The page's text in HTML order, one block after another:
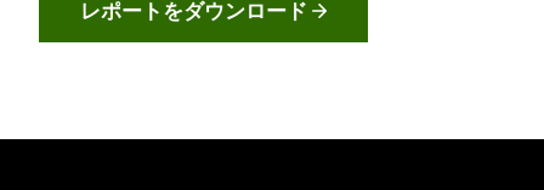
レポートをダウンロード